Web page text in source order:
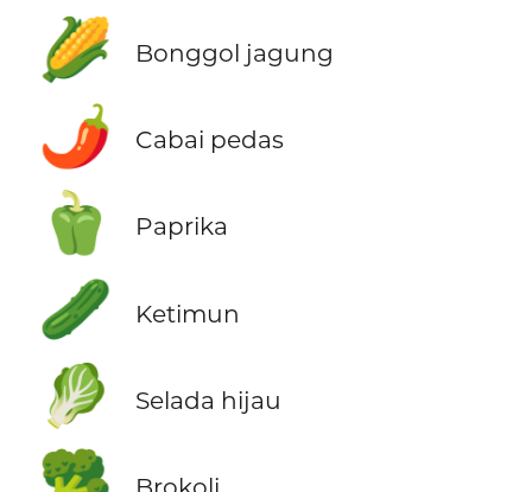
🌽 Bonggol jagung
🌶️ Cabai pedas
🫑 Paprika
🥒 Ketimun
🥬 Selada hijau